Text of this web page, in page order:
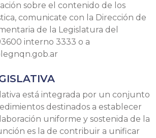
sobre el contenido de los
comunicate con la Dirección de
de la Legislatura del
interno 3333 o a
está integrada por un conjunto
destinados a establecer
uniforme y sostenida de la
es la de contribuir a unificar